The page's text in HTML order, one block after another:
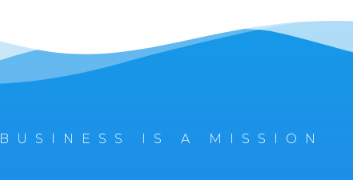
BUSINESS IS A MISSION